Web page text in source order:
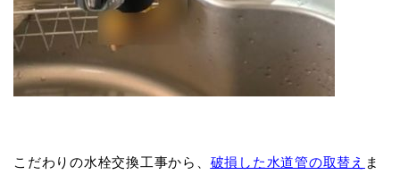
こだわりの水栓交換工事から、 破損した水道管の取替え ま